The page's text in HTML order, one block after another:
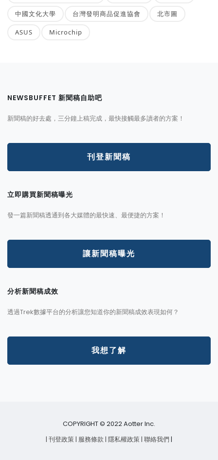
中國文化大學 台灣發明商品促進協會 北市圖
ASUS Microchip
NEWSBUFFET 新聞稿自助吧
新聞稿的好去處，三分鐘上稿完成，最快接觸最多讀者的方案！
刊登新聞稿
立即購買新聞稿曝光
發一篇新聞稿透通到各大媒體的最快速、最便捷的方案！
讓新聞稿曝光
分析新聞稿成效
透過Trek數據平台的分析讓您知道你的新聞稿成效表現如何？
我想了解
COPYRIGHT © 2022 Aotter Inc.
| 刊登政策| 服務條款| 隱私權政策| 聯絡我們 |